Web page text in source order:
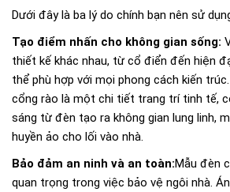
Dưới đây là ba lý do chính bạn nên sử
Tạo điểm nhấn cho không gian sống:
thiết kế khác nhau, từ cổ điển đến hiện
thể phù hợp với mọi phong cách kiến
cổng rào là một chi tiết trang trí tinh tế,
sáng từ đèn tạo ra không gian lung linh,
huyền ảo cho lối vào nhà.
Bảo đảm an ninh và an toàn:Mẫu đèn
quan trọng trong việc bảo vệ ngôi nhà.